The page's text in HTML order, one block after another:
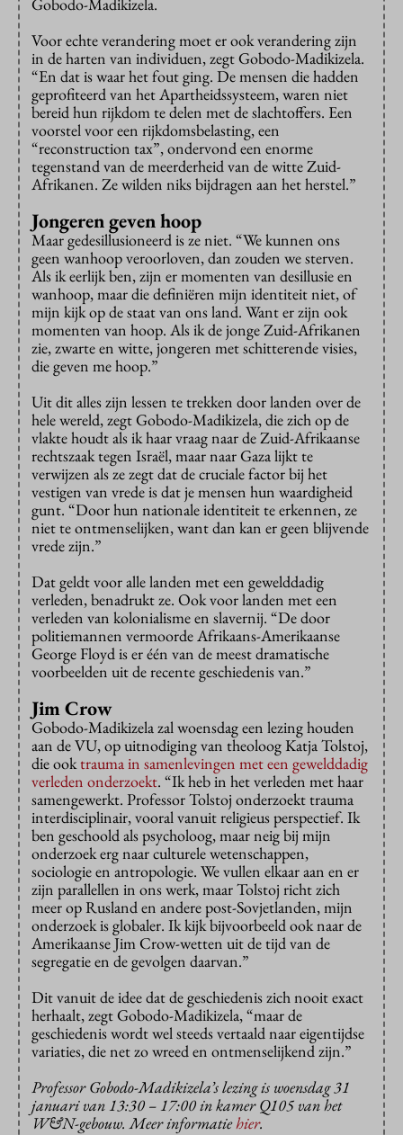
Gobodo-Madikizela.
Voor echte verandering moet er ook verandering zijn
in de harten van individuen, zegt Gobodo-Madikizela.
“En dat is waar het fout ging. De mensen die hadden
geprofiteerd van het Apartheidssysteem, waren niet
bereid hun rijkdom te delen met de slachtoffers. Een
voorstel voor een rijkdomsbelasting, een
“reconstruction tax”, ondervond een enorme
tegenstand van de meerderheid van de witte Zuid-
Afrikanen. Ze wilden niks bijdragen aan het herstel.”
Jongeren geven hoop
Maar gedesillusioneerd is ze niet. “We kunnen ons
geen wanhoop veroorloven, dan zouden we sterven.
Als ik eerlijk ben, zijn er momenten van desillusie en
wanhoop, maar die definiëren mijn identiteit niet, of
mijn kijk op de staat van ons land. Want er zijn ook
momenten van hoop. Als ik de jonge Zuid-Afrikanen
zie, zwarte en witte, jongeren met schitterende visies,
die geven me hoop.”
Uit dit alles zijn lessen te trekken door landen over de
hele wereld, zegt Gobodo-Madikizela, die zich op de
vlakte houdt als ik haar vraag naar de Zuid-Afrikaanse
rechtszaak tegen Israël, maar naar Gaza lijkt te
verwijzen als ze zegt dat de cruciale factor bij het
vestigen van vrede is dat je mensen hun waardigheid
gunt. “Door hun nationale identiteit te erkennen, ze
niet te ontmenselijken, want dan kan er geen blijvende
vrede zijn.”
Dat geldt voor alle landen met een gewelddadig
verleden, benadrukt ze. Ook voor landen met een
verleden van kolonialisme en slavernij. “De door
politiemannen vermoorde Afrikaans-Amerikaanse
George Floyd is er één van de meest dramatische
voorbeelden uit de recente geschiedenis van.”
Jim Crow
Gobodo-Madikizela zal woensdag een lezing houden
aan de VU, op uitnodiging van theoloog Katja Tolstoj,
die ooktrauma in samenlevingen met een gewelddadig
verleden onderzoekt. “Ik heb in het verleden met haar
samengewerkt. Professor Tolstoj onderzoekt trauma
interdisciplinair, vooral vanuit religieus perspectief. Ik
ben geschoold als psycholoog, maar neig bij mijn
onderzoek erg naar culturele wetenschappen,
sociologie en antropologie. We vullen elkaar aan en er
zijn parallellen in ons werk, maar Tolstoj richt zich
meer op Rusland en andere post-Sovjetlanden, mijn
onderzoek is globaler. Ik kijk bijvoorbeeld ook naar de
Amerikaanse Jim Crow-wetten uit de tijd van de
segregatie en de gevolgen daarvan.”
Dit vanuit de idee dat de geschiedenis zich nooit exact
herhaalt, zegt Gobodo-Madikizela, “maar de
geschiedenis wordt wel steeds vertaald naar eigentijdse
variaties, die net zo wreed en ontmenselijkend zijn.”
Professor Gobodo-Madikizela’s lezing is woensdag 31
januari van 13:30 – 17:00 in kamer Q105 van het
W&N-gebouw. Meer informatiehier.